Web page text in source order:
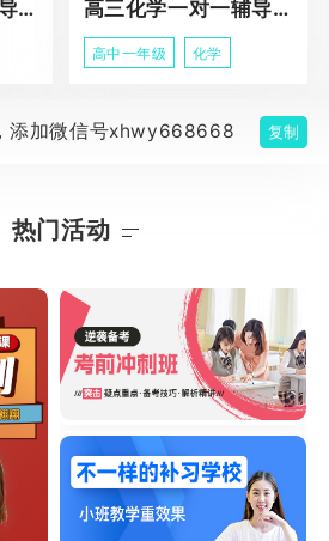
高三物理一对一辅导课程 高三化学一对一辅导课程
高中一年级 化学
添加微信号xhwy668668 复制
热门活动